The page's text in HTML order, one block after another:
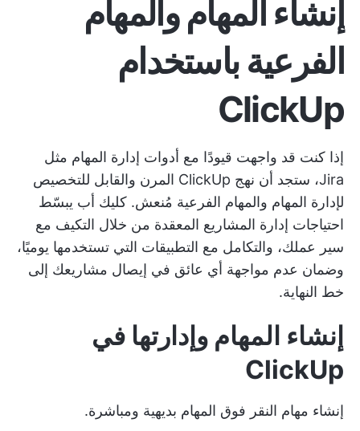
إنشاء المهام والمهام
الفرعية باستخدام
ClickUp
إذا كنت قد واجهت قيودًا مع أدوات إدارة المهام مثل
Jira، ستجد أن نهج ClickUp المرن والقابل للتخصيص
لإدارة المهام والمهام الفرعية مُنعش. كليك أب يبسّط
احتياجات إدارة المشاريع المعقدة من خلال التكيف مع
سير عملك، والتكامل مع التطبيقات التي تستخدمها يوميًا،
وضمان عدم مواجهة أي عائق في إيصال مشاريعك إلى
خط النهاية.
إنشاء المهام وإدارتها في
ClickUp
إنشاء مهام النقر فوق المهام بديهية ومباشرة.